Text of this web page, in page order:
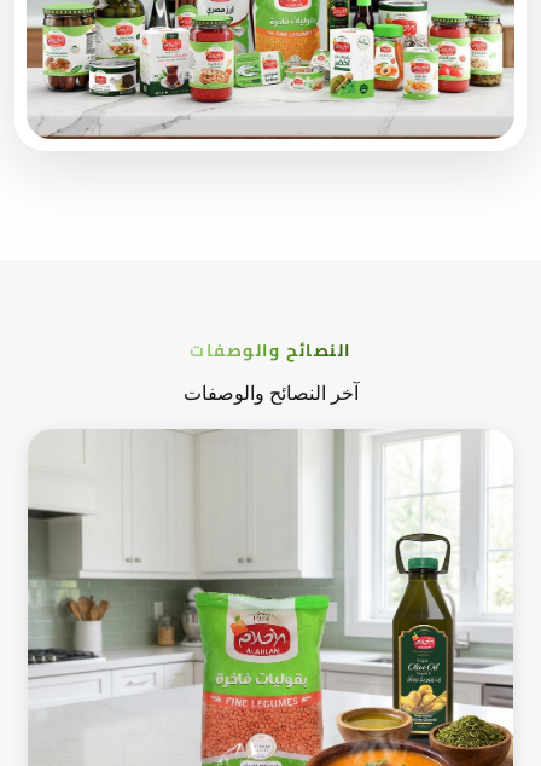
النصائح والوصفات
آخر النصائح والوصفات